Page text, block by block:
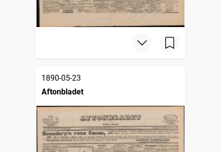
1890-05-23
Aftonbladet